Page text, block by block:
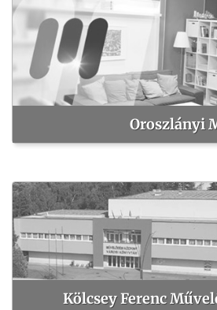
Oroszlányi
Kölcsey Ferenc